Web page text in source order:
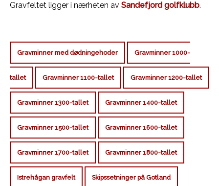
Gravfeltet ligger i nærheten av Sandefjord golfklubb.
Gravminner med dødningehoder Gravminner 1000-
tallet Gravminner 1100-tallet Gravminner 1200-tallet
Gravminner 1300-tallet Gravminner 1400-tallet
Gravminner 1500-tallet Gravminner 1600-tallet
Gravminner 1700-tallet Gravminner 1800-tallet
Istrehågan gravfelt Skipssetninger på Gotland